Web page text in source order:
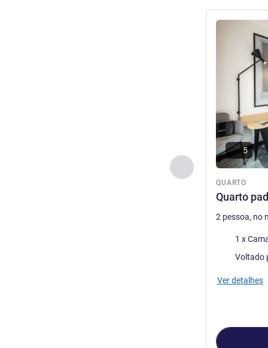
Anterior - Quarto
QUARTO
Quarto
Ver detalhes
5
2 pessoa, no
Roupa de
1 x
Vistas:
Ver detalhes